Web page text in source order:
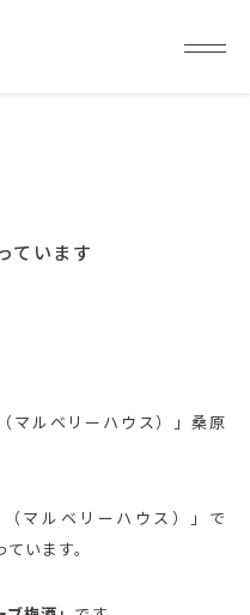
ています
マルベリーハウス）」桑原
マルベリーハウス）」で
います。